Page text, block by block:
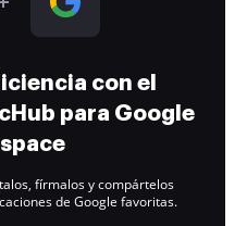
con el
para Google
fírmalos y compártelos
de Google favoritas.